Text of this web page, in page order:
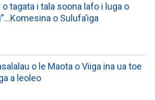
o tagata i tala soona lafo i luga o
o Sulufa’iga
o le Maota o Viiga ina ua toe
a leoleo